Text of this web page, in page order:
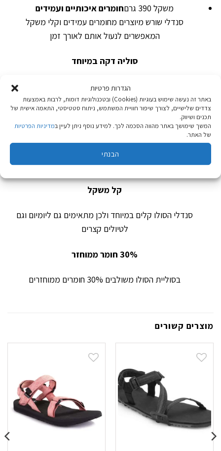
הגדרות פרטיות
באתר זה נעשה שימוש בעוגיות (Cookies) ובטכנולוגיות דומות, לרבות באמצעות
צדדים שלישיים, לצורך שיפור חוויית המשתמש, ניתוח סטטיסטי, התאמה אישית של
תכנים ושיווק.
המשך שימושך באתר מהווה הסכמה לכך. למידע נוסף ניתן לעיין במדיניות הפרטיות
של האתר.
הבנתי
משקל 390 גרם
חומרים איכותיים ועמידים
סנדלי שורש מיוצרים מחומרים עמידים וקלי משקל
המאפשרים לנעול אותם לאורך זמן
סוליה דקה במיוחד
סוליית ברפוט בעובי 12 מ"מ לתנועה טבעית ונינוחה
רפידה אנטי בקטריאלית
שילבנו חומר המונע התפתחות בקטריות בתרכובות החומרים
של הסנדלים. החומר פעיל לכל אורך חיי הסנדל ועוזר למנוע
היווצרות ריחות לא נעימים.
קל משקל
סנדלי הסולו קלים במיוחד ולכן מתאימים גם ליומיום וגם
לטיולים קצרים
30% חומר ממוחזר
בסוליית הסולו משולבים 30% חומרים ממוחזרים
מוצרים קשורים